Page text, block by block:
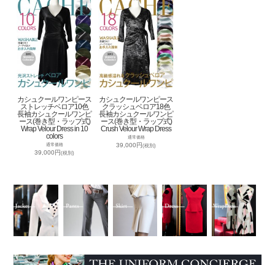
カシュクールワンピース
ストレッチベロア10色
長袖カシュクールワンピ
ース(巻き型・ラップ式)
Wrap Velour Dress in 10
colors
通常価格
39,000円(税別)
カシュクールワンピース
クラッシュベロア18色
長袖カシュクールワンピ
ース(巻き型・ラップ式)
Crush Velour Wrap Dress
通常価格
39,000円(税別)